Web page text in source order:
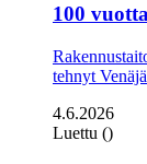
100
tehnyt
4.6.2026
Luettu ()